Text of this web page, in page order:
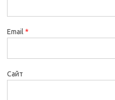
Email *
Сайт